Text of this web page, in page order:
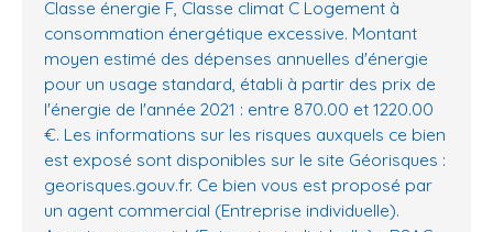
Classe énergie F, Classe climat C Logement à
consommation énergétique excessive. Montant
moyen estimé des dépenses annuelles d'énergie
pour un usage standard, établi à partir des prix de
l'énergie de l'année 2021 : entre 870.00 et 1220.00
€. Les informations sur les risques auxquels ce bien
est exposé sont disponibles sur le site Géorisques :
georisques.gouv.fr. Ce bien vous est proposé par
un agent commercial (Entreprise individuelle).